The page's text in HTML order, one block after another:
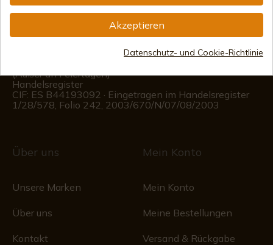
(Außer an Feiertagen)
Handelsregister
CIF: ES B44193092 · Eingetragen im Handelsregister
1/28/578, Folio 242, 2003/670/N/07/08/2003
Über uns
Unsere Marken
Über uns
Kontakt
Mein Konto
Mein Konto
Meine Bestellungen
Versand & Rückgabe
Akzeptieren
Datenschutz- und Cookie-Richtlinie